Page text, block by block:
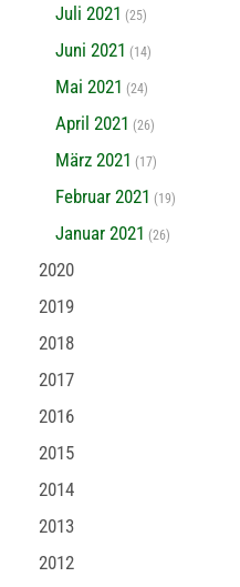
Juli 2021 (25)
Juni 2021 (14)
Mai 2021 (24)
April 2021 (26)
März 2021 (17)
Februar 2021 (19)
Januar 2021 (26)
2020
2019
2018
2017
2016
2015
2014
2013
2012